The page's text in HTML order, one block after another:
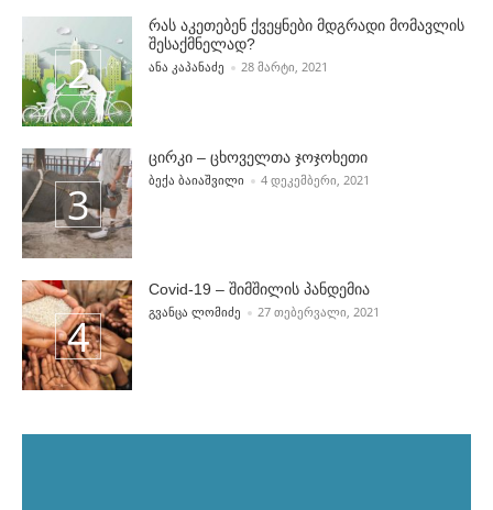
რას აკეთებენ ქვეყნები მდგრადი მომავლის
შესაქმნელად?
POSTED BY
ᲐᲜᲐ ᲙᲐᲞᲐᲜᲐᲫᲔ 28 ᲛᲐᲠᲢᲘ, 2021
ცირკი – ცხოველთა ჯოჯოხეთი
POSTED BY
ᲑᲔᲥᲐ ᲑᲐᲘᲐᲨᲕᲘᲚᲘ 4 ᲓᲔᲙᲔᲛᲑᲔᲠᲘ, 2021
Covid-19 – შიმშილის პანდემია
POSTED BY
ᲒᲕᲐᲜᲪᲐ ᲚᲝᲛᲘᲫᲔ 27 ᲗᲔᲑᲔᲠᲕᲐᲚᲘ, 2021